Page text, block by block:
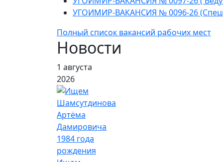
УГОИМИР-ВАКАНСИЯ № 0096-26
Полный список вакансий рабочих мест
Новости
1 августа
2026